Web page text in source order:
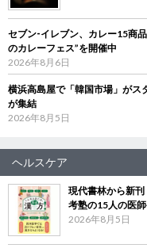
セブン‐イレブン、カレー15商
のカレーフェス”を開催中
2026年8月6日
横浜高島屋で「韓国市場」が
が集結
2026年8月5日
ヘルスケア
現代書林から新
考塾の15人の医
2026年8月5日